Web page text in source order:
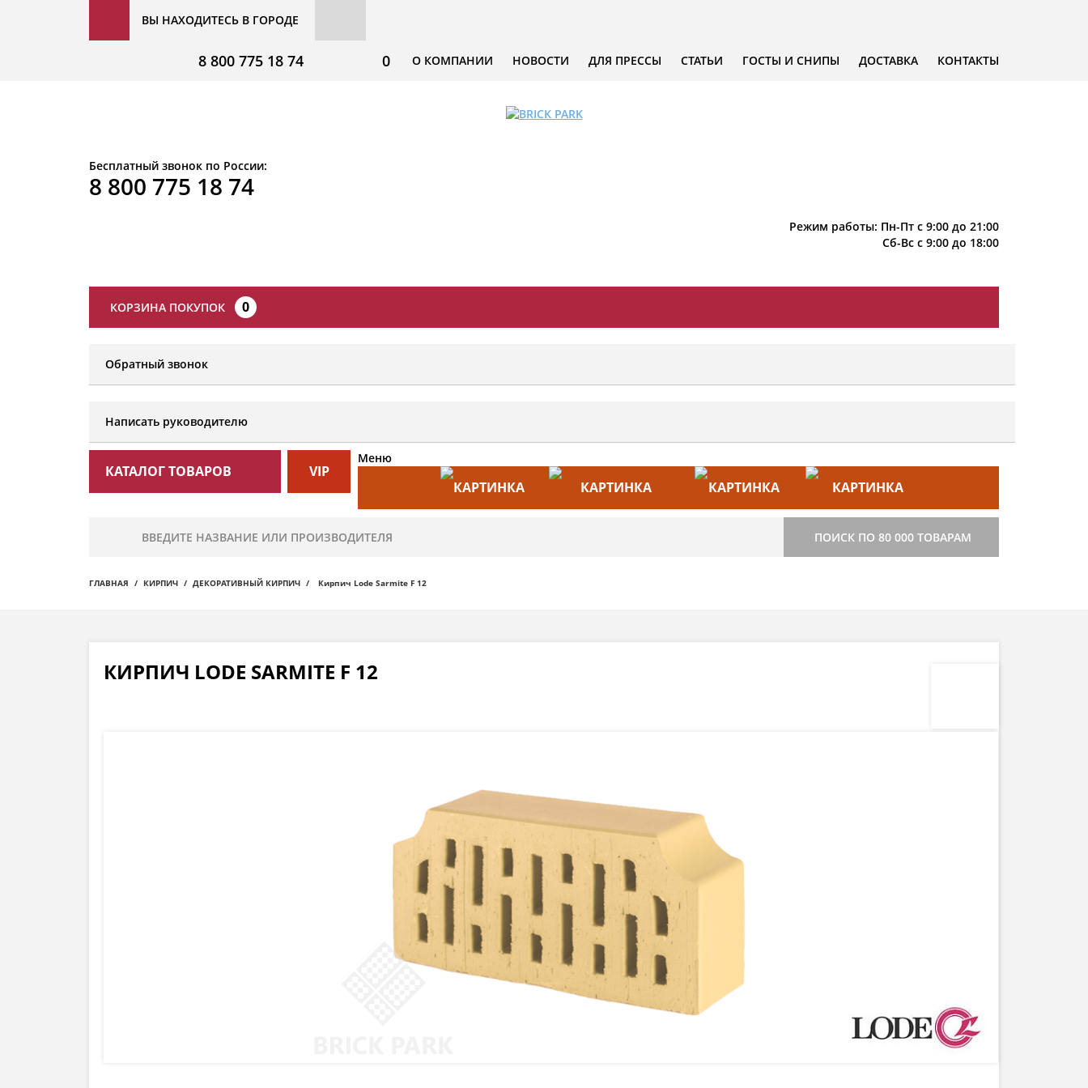
ВЫ НАХОДИТЕСЬ В ГОРОДЕ
О КОМПАНИИ НОВОСТИ ДЛЯ ПРЕССЫ СТАТЬИ ГОСТЫ И СНИПЫ ДОСТАВКА КОНТАКТЫ
0
8 800 775 18 74
Бесплатный звонок по России:
8 800 775 18 74
Режим работы: Пн-Пт с 9:00 до 21:00
Сб-Вс с 9:00 до 18:00
КОРЗИНА ПОКУПОК 0
Обратный звонок
Написать руководителю
КАТАЛОГ ТОВАРОВ VIP
Меню
СТРОИТЕЛЬСТВО
ПОИСК ПО 80 000 ТОВАРАМ
ГЛАВНАЯ КИРПИЧ ДЕКОРАТИВНЫЙ КИРПИЧ Кирпич Lode Sarmite F 12
КИРПИЧ LODE SARMITE F 12